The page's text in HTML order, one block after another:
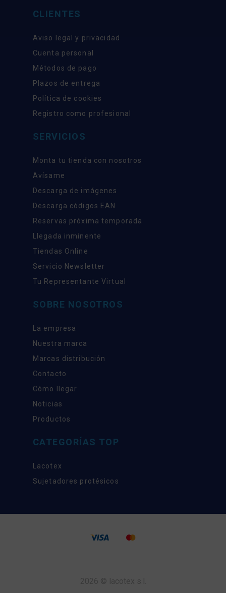
CLIENTES
Aviso legal y privacidad
Cuenta personal
Métodos de pago
Plazos de entrega
Política de cookies
Registro como profesional
SERVICIOS
Monta tu tienda con nosotros
Avísame
Descarga de imágenes
Descarga códigos EAN
Reservas próxima temporada
Llegada inminente
Tiendas Online
Servicio Newsletter
Tu Representante Virtual
SOBRE NOSOTROS
La empresa
Nuestra marca
Marcas distribución
Contacto
Cómo llegar
Noticias
Productos
CATEGORÍAS TOP
Lacotex
Sujetadores protésicos